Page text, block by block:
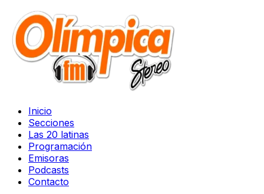
Inicio
Secciones
Las 20 latinas
Programación
Emisoras
Podcasts
Contacto